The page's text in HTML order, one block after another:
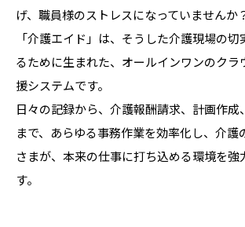
げ、職員様のストレスになっていませんか
「介護エイド」は、そうした介護現場の
るために生まれた、オールインワンのクラ
援システムです。
日々の記録から、介護報酬請求、計画作成
まで、あらゆる事務作業を効率化し、介護
さまが、本来の仕事に打ち込める環境を強
す。